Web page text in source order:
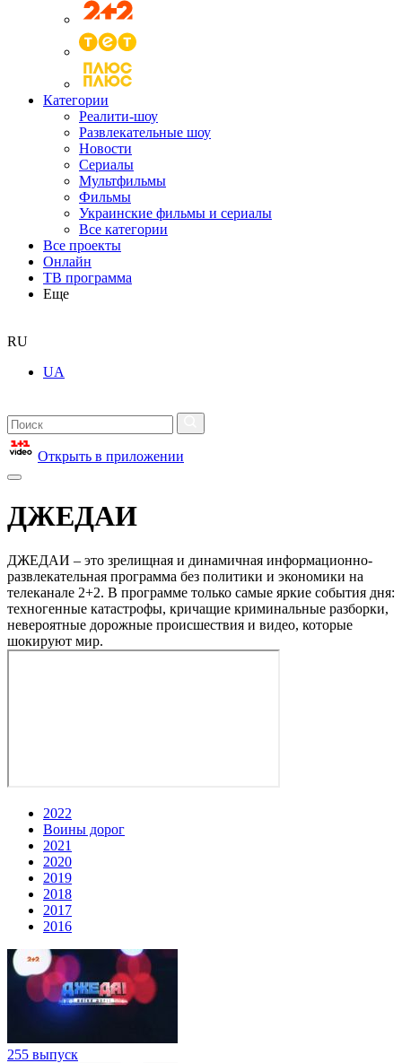
Категории
Реалити-шоу
Развлекательные шоу
Новости
Сериалы
Мультфильмы
Фильмы
Украинские фильмы и сериалы
Все категории
Все проекты
Онлайн
ТВ программа
Еще
RU
UA
Открыть в приложении
ДЖЕДАИ
ДЖЕДАИ – это зрелищная и динамичная информационно-
развлекательная программа без политики и экономики на
телеканале 2+2. В программе только самые яркие события дня:
техногенные катастрофы, кричащие криминальные разборки,
невероятные дорожные происшествия и видео, которые
шокируют мир.
2022
Воины дорог
2021
2020
2019
2018
2017
2016
255 выпуск